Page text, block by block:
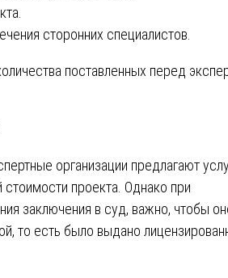
сторонних специалистов.
поставленных перед
организации предлагают
проекта. Однако при
заключения в суд, важно, чтобы
то есть было выдано